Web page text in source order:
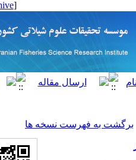
[
برگشت به فهرست نسخه ها